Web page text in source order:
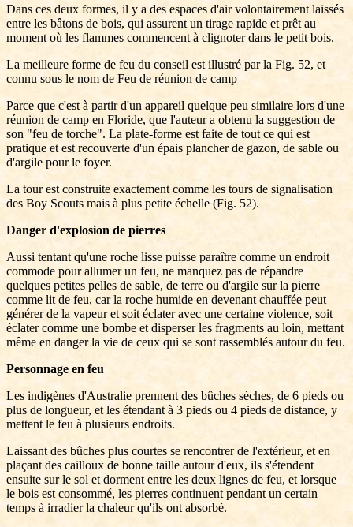
Dans ces deux formes, il y a des espaces d'air volontairement laissés
entre les bâtons de bois, qui assurent un tirage rapide et prêt au
moment où les flammes commencent à clignoter dans le petit bois.
La meilleure forme de feu du conseil est illustré par la Fig. 52, et
connu sous le nom de Feu de réunion de camp
Parce que c'est à partir d'un appareil quelque peu similaire lors d'une
réunion de camp en Floride, que l'auteur a obtenu la suggestion de
son "feu de torche". La plate-forme est faite de tout ce qui est
pratique et est recouverte d'un épais plancher de gazon, de sable ou
d'argile pour le foyer.
La tour est construite exactement comme les tours de signalisation
des Boy Scouts mais à plus petite échelle (Fig. 52).
Danger d'explosion de pierres
Aussi tentant qu'une roche lisse puisse paraître comme un endroit
commode pour allumer un feu, ne manquez pas de répandre
quelques petites pelles de sable, de terre ou d'argile sur la pierre
comme lit de feu, car la roche humide en devenant chauffée peut
générer de la vapeur et soit éclater avec une certaine violence, soit
éclater comme une bombe et disperser les fragments au loin, mettant
même en danger la vie de ceux qui se sont rassemblés autour du feu.
Personnage en feu
Les indigènes d'Australie prennent des bûches sèches, de 6 pieds ou
plus de longueur, et les étendant à 3 pieds ou 4 pieds de distance, y
mettent le feu à plusieurs endroits.
Laissant des bûches plus courtes se rencontrer de l'extérieur, et en
plaçant des cailloux de bonne taille autour d'eux, ils s'étendent
ensuite sur le sol et dorment entre les deux lignes de feu, et lorsque
le bois est consommé, les pierres continuent pendant un certain
temps à irradier la chaleur qu'ils ont absorbé.